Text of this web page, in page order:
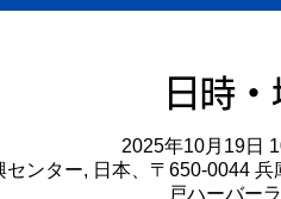
日時
2025年10月19日
センター, 日本、〒650-0044
戸ハーバー